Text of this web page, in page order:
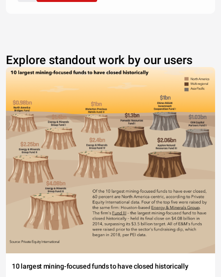
Explore standout work by our users
10 largest mining-focused funds to have closed historically